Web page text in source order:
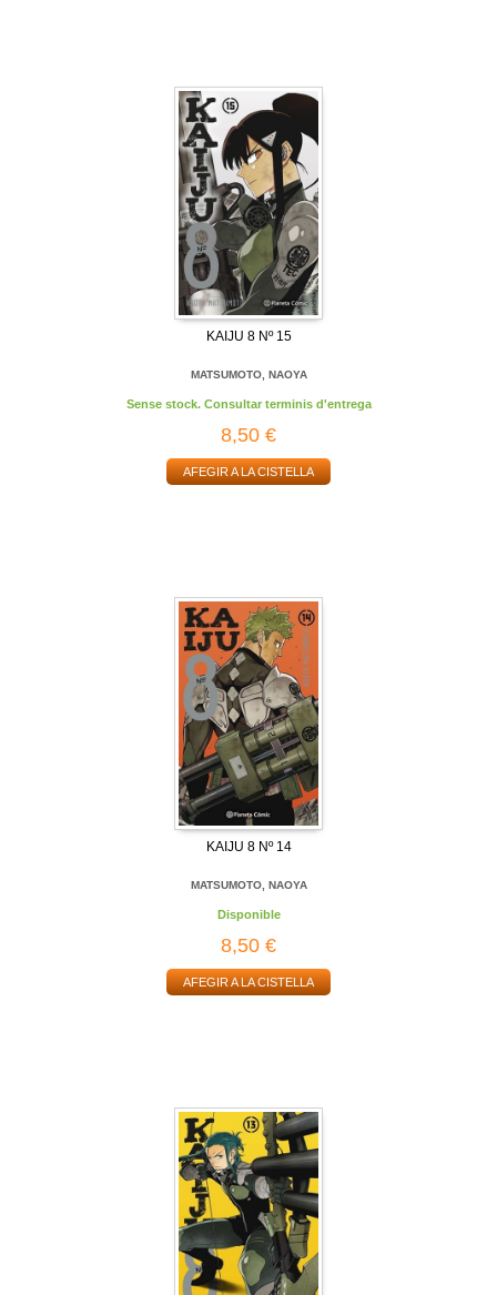
KAIJU 8 Nº 15
MATSUMOTO, NAOYA
Sense stock. Consultar terminis d'entrega
8,50 €
AFEGIR A LA CISTELLA
KAIJU 8 Nº 14
MATSUMOTO, NAOYA
Disponible
8,50 €
AFEGIR A LA CISTELLA